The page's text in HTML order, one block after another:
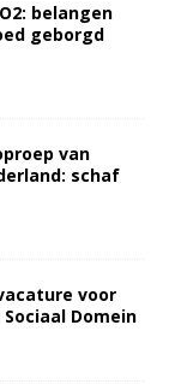
belangen
geborgd
van
schaf
voor
Domein